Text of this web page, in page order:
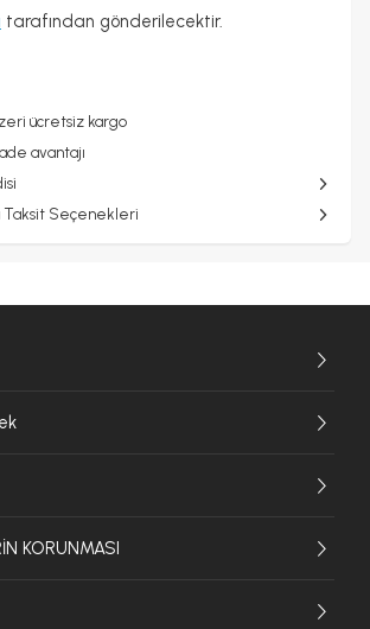
tarafından gönderilecektir.
ücretsiz kargo
avantajı
Taksit Seçenekleri
KORUNMASI